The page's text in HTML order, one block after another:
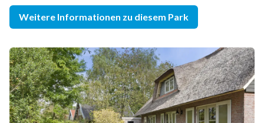
grenzt und so Ruhe und Privatsphäre garantiert.
Nationalparks Drents-Friese Wold. Vom Park aus gibt es
zahlreiche Rad- und Wanderwege, um die Umgebung zu
erkunden. Dank seiner zentralen Lage ist der Park ein idealer
Ausgangspunkt für Ausflüge in die Region.
Haustierfreie und haustierfreundliche Unterkünfte
Weitere Informationen zu diesem Park